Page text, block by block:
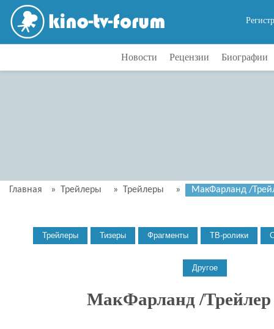
Новости Рецензии Биографии
Главная » Трейлеры » Трейлеры » МакФарланд /
МакФарланд /Трейлер